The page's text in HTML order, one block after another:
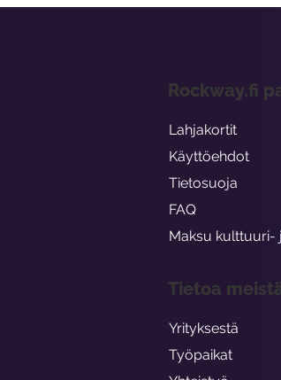
Rockway.fi
Lahjakortit
Käyttöehdot
Tietosuoja
FAQ
Maksu kulttuuri-
Tietoa
Yrityksestä
Työpaikat